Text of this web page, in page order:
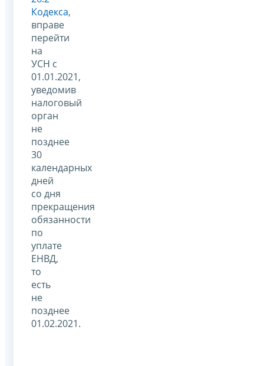
Кодекса,
вправе
перейти
на
УСН с
01.01.2021,
уведомив
налоговый
орган
не
позднее
30
календарных
дней
со дня
прекращения
обязанности
по
уплате
ЕНВД,
то
есть
не
позднее
01.02.2021.